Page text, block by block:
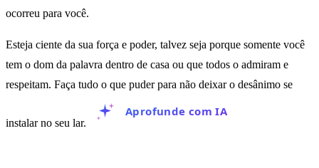
ocorreu para você.
Esteja ciente da sua força e poder, talvez seja porque somente você
tem o dom da palavra dentro de casa ou que todos o admiram e
respeitam. Faça tudo o que puder para não deixar o desânimo se
instalar no seu lar.
Aprofunde com IA